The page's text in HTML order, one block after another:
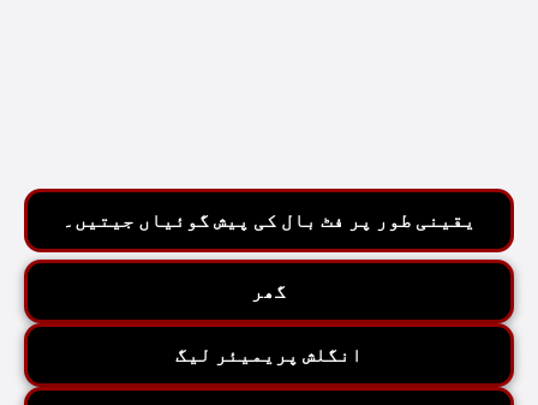
یقینی طور پر فٹ بال کی پیش گوئیاں جیتیں۔
گھر
انگلش پریمیئر لیگ